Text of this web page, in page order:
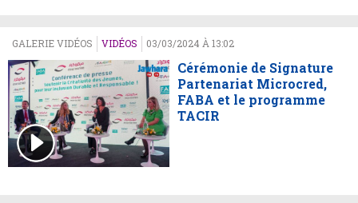
GALERIE VIDÉOS VIDÉOS 03/03/2024 À 13:02
Cérémonie de Signature
Partenariat Microcred,
FABA et le programme
TACIR